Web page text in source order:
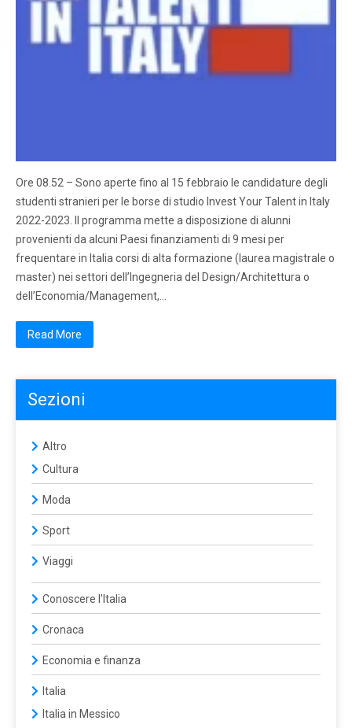
Ore 08.52 – Sono aperte fino al 15 febbraio le candidature degli
studenti stranieri per le borse di studio Invest Your Talent in Italy
2022-2023. Il programma mette a disposizione di alunni
provenienti da alcuni Paesi finanziamenti di 9 mesi per
frequentare in Italia corsi di alta formazione (laurea magistrale o
master) nei settori dell’Ingegneria del Design/Architettura o
dell’Economia/Management,…
Read More
Sezioni
Altro
Cultura
Moda
Sport
Viaggi
Conoscere l'Italia
Cronaca
Economia e finanza
Italia
Italia in Messico